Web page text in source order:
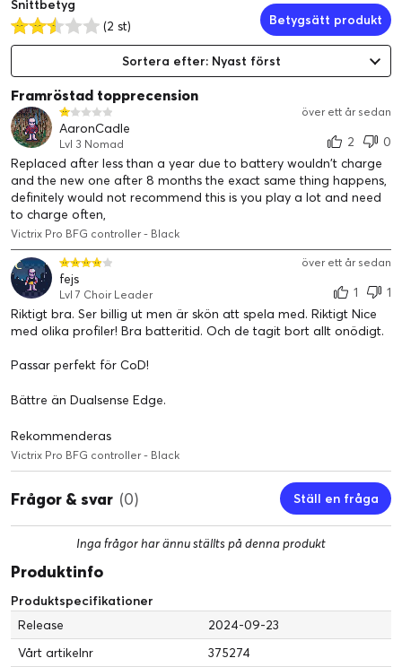
användarkonfigurerbara profiler: Spelare kan kartlägga
till 3 unika profiler för knappmappningar. Patenterade Multi-
patenterade kopplingstriggarna spelare ställa in
ha hårtriggers, standardtriggers eller något i mitten.
Snittbetyg
(2 st)
Betygsätt produkt
Sortera efter: Nyast först
Framröstad topprecension
över ett år sedan
AaronCadle
Lvl 3 Nomad 2
0
Replaced after less than a year due to battery wouldn't charge
and the new one after 8 months the exact same thing happens,
definitely would not recommend this is you play a lot and need
to charge often,
Victrix Pro BFG controller - Black
över ett år sedan
fejs
Lvl 7 Choir Leader 1
1
Riktigt bra. Ser billig ut men är skön att spela med. Riktigt Nice
med olika profiler! Bra batteritid. Och de tagit bort allt onödigt.
Passar perfekt för CoD!
Bättre än Dualsense Edge.
Rekommenderas
Victrix Pro BFG controller - Black
Frågor & svar (0) Ställ en fråga
Inga frågor har ännu ställts på denna produkt
Produktinfo
Produktspecifikationer
Release
2024-09-23
Vårt artikelnr
375274